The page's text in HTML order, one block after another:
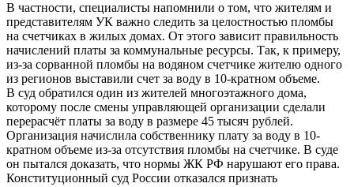
В частности, специалисты напомнили о том, что жителям и
представителям УК важно следить за целостностью пломбы
на счетчиках в жилых домах. От этого зависит правильность
начислений платы за коммунальные ресурсы. Так, к примеру,
из-за сорванной пломбы на водяном счетчике жителю одного
из регионов выставили счет за воду в 10-кратном объеме.
В суд обратился один из жителей многоэтажного дома,
которому после смены управляющей организации сделали
перерасчёт платы за воду в размере 45 тысяч рублей.
Организация начислила собственнику плату за воду в 10-
кратном объеме из-за отсутствия пломбы на счетчике. В суде
он пытался доказать, что нормы ЖК РФ нарушают его права.
Конституционный суд России отказался признать